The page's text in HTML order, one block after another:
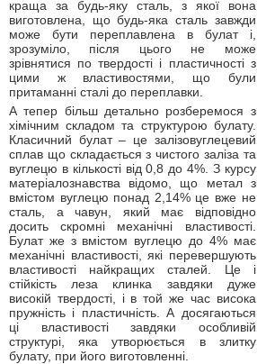
краща за будь-яку сталь, з якої вона
виготовлена, що будь-яка сталь завжди
може бути переплавлена в булат і,
зрозуміло, після цього не може
зрівнятися по твердості і пластичності з
цими ж властивостями, що були
притаманні сталі до переплавки.
А тепер більш детально розберемося з
хімічним складом та структурою булату.
Класичний булат – це залізовуглецевий
сплав що складається з чистого заліза та
вуглецю в кількості від 0,8 до 4%. З курсу
матеріалознавства відомо, що метал з
вмістом вуглецю понад 2,14% це вже не
сталь, а чавун, який має відповідно
досить скромні механічні властивості.
Булат же з вмістом вуглецю до 4% має
механічні властивості, які перевершують
властивості найкращих сталей. Це і
стійкість леза клинка завдяки дуже
високій твердості, і в той же час висока
пружність і пластичність. А досягаються
ці властивості завдяки особливій
структурі, яка утворюється в злитку
булату, при його виготовленні.